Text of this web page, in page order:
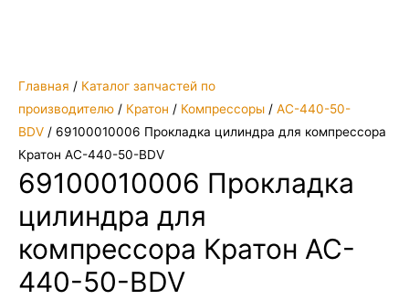
Главная / Каталог запчастей по
производителю / Кратон / Компрессоры / AC-440-50-
BDV / 69100010006 Прокладка цилиндра для компрессора
Кратон AC-440-50-BDV
69100010006 Прокладка
цилиндра для
компрессора Кратон AC-
440-50-BDV